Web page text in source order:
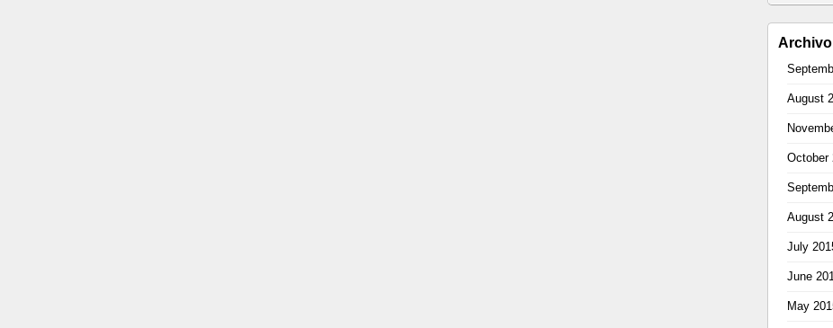
Archivo
August
October
August
July
June
May